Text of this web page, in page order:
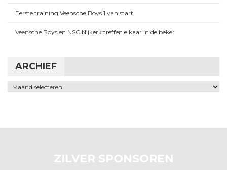
Eerste training Veensche Boys 1 van start
Veensche Boys en NSC Nijkerk treffen elkaar in de beker
ARCHIEF
Archief
ZILVER SPONSOREN